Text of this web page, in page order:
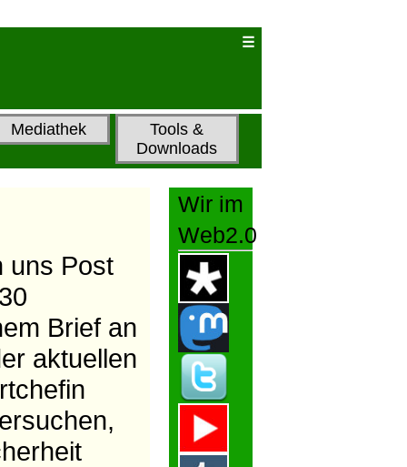
Mediathek
Tools &
Downloads
uns Post
Brief an
aktuellen
Wir im
Web2.0